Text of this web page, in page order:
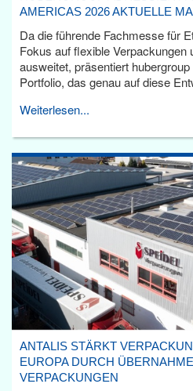
AMERICAS 2026 AKTUELLE
Da die führende Fachmesse für
Fokus auf flexible Verpackungen
ausweitet, präsentiert
Portfolio, das genau auf diese
Weiterlesen...
ANTALIS STÄRKT
EUROPA DURCH
VERPACKUNGEN